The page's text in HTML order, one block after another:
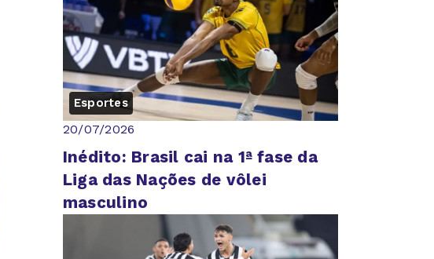
Esportes
20/07/2026
Inédito: Brasil cai na 1ª fase da
Liga das Nações de vôlei
masculino